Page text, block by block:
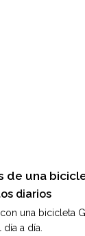
de una
diarios
una bicicleta
a día.